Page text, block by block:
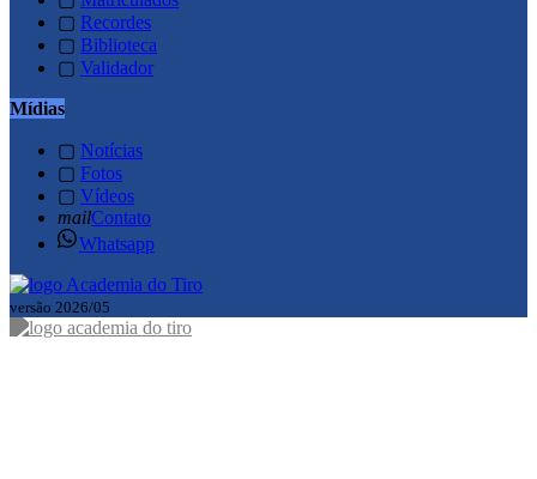
▢ Recordes
▢ Biblioteca
▢ Validador
Mídias
▢ Notícias
▢ Fotos
▢ Vídeos
mailContato
Whatsapp
versão 2026/05